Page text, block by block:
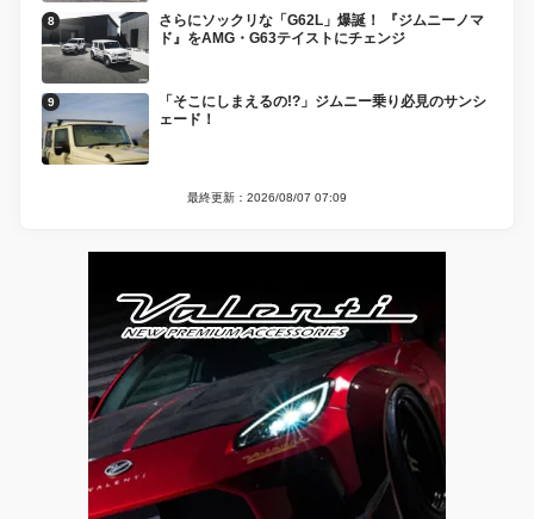
さらにソックリな「G62L」爆誕！ 『ジムニーノマ
ド』をAMG・G63テイストにチェンジ
「そこにしまえるの!?」ジムニー乗り必見のサンシ
ェード！
最終更新：2026/08/07 07:09